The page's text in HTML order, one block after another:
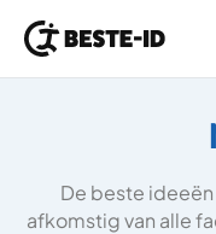
De beste
afkomstig van alle